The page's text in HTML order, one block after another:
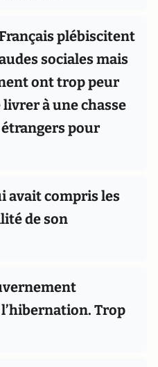
plébiscitent
sociales mais
ont trop peur
livrer à une chasse
pour
avait compris les
de son
Trop